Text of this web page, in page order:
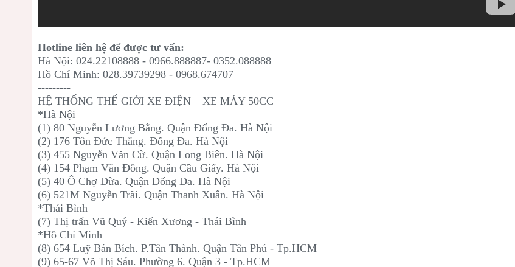
Hotline liên hệ để được tư vấn:
Hà Nội: 024.22108888 - 0966.888887- 0352.088888
Hồ Chí Minh: 028.39739298 - 0968.674707
---------
HỆ THỐNG THẾ GIỚI XE ĐIỆN – XE MÁY 50CC
*Hà Nội
(1) 80 Nguyễn Lương Bằng. Quận Đống Đa. Hà Nội
(2) 176 Tôn Đức Thắng. Đống Đa. Hà Nội
(3) 455 Nguyễn Văn Cừ. Quận Long Biên. Hà Nội
(4) 154 Phạm Văn Đồng. Quận Cầu Giấy. Hà Nội
(5) 40 Ô Chợ Dừa. Quận Đống Đa. Hà Nội
(6) 521M Nguyễn Trãi. Quận Thanh Xuân. Hà Nội
*Thái Bình
(7) Thị trấn Vũ Quý - Kiến Xương - Thái Bình
*Hồ Chí Minh
(8) 654 Luỹ Bán Bích. P.Tân Thành. Quận Tân Phú - Tp.HCM
(9) 65-67 Võ Thị Sáu. Phường 6. Quận 3 - Tp.HCM